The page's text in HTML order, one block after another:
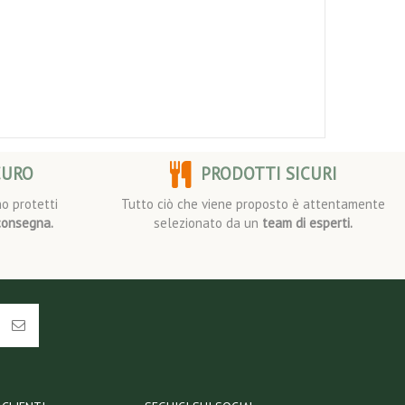
protetti
PRODOTTI SICURI
Tutto ciò che viene proposto è attentamente
selezionato da un team di esperti.